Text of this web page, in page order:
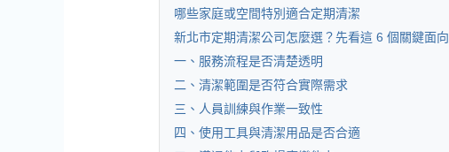
哪些家庭或空間特別適合定期清潔
新北市定期清潔公司怎麼選？先看這 6 個關鍵面向
一、服務流程是否清楚透明
二、清潔範圍是否符合實際需求
三、人員訓練與作業一致性
四、使用工具與清潔用品是否合適